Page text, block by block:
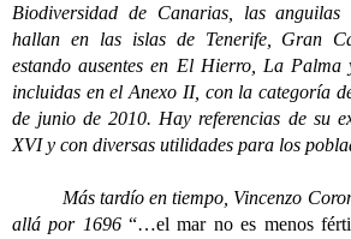
Biodiversidad de Canarias, las anguilas
hallan en las islas de Tenerife, Gran
estando ausentes en El Hierro, La Palma
incluidas en el Anexo II, con la categoría
de junio de 2010. Hay referencias de su
XVI y con diversas utilidades para los
Más tardío en tiempo, Vincenzo
allá por 1696“…el mar no es menos